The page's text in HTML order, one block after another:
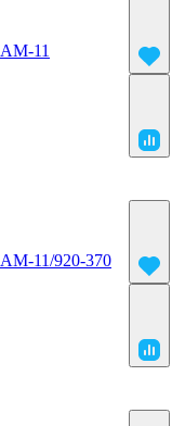
11
11/920-370